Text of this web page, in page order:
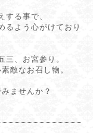
する事で、
るよう心がけており
三、お宮参り。
敵なお召し物。
ませんか？